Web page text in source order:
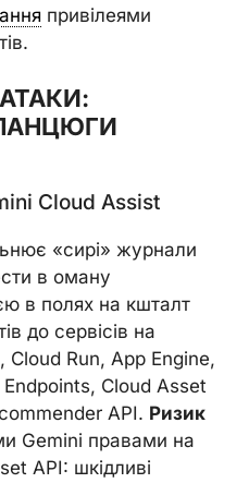
привілеями
Cloud Assist
«сирі» журнали
в оману
в полях на кшталт
до сервісів на
Cloud Run, App Engine,
Cloud Asset
API. Ризик
Gemini правами на
API: шкідливі